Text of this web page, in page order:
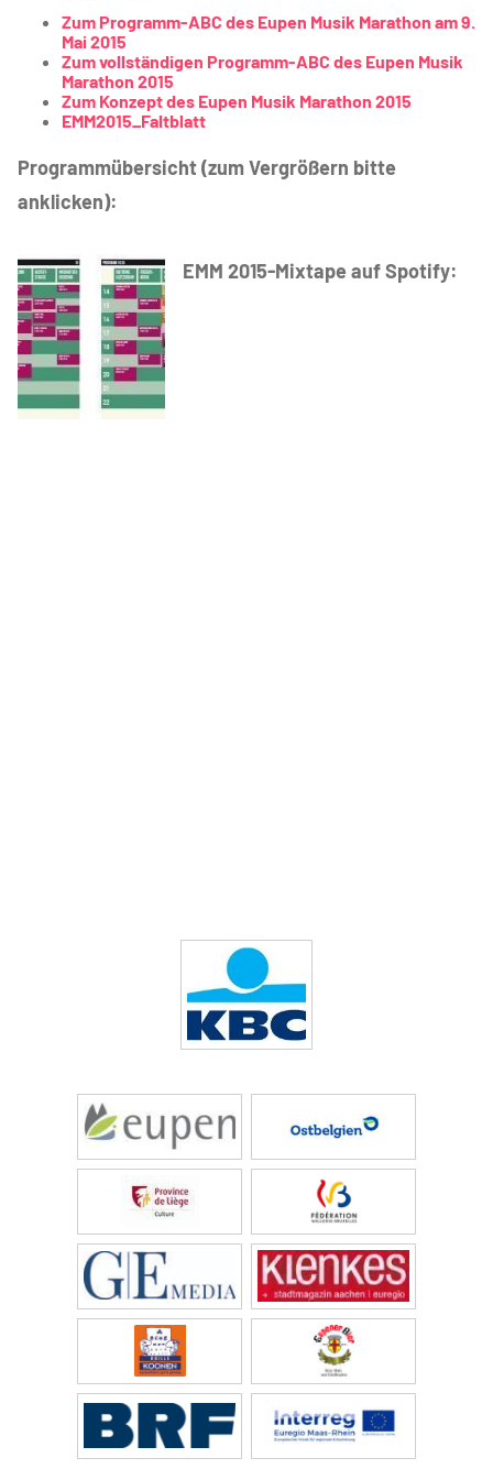
Zum Programm-ABC des Eupen Musik Marathon am 9.
Mai 2015
Zum vollständigen Programm-ABC des Eupen Musik
Marathon 2015
Zum Konzept des Eupen Musik Marathon 2015
EMM2015_Faltblatt
Programmübersicht (zum Vergrößern bitte
anklicken):
EMM 2015-Mixtape auf Spotify: